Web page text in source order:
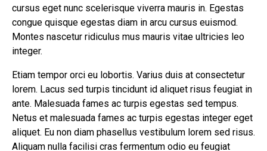
cursus eget nunc scelerisque viverra mauris in. Egestas
congue quisque egestas diam in arcu cursus euismod.
Montes nascetur ridiculus mus mauris vitae ultricies leo
integer.
Etiam tempor orci eu lobortis. Varius duis at consectetur
lorem. Lacus sed turpis tincidunt id aliquet risus feugiat in
ante. Malesuada fames ac turpis egestas sed tempus.
Netus et malesuada fames ac turpis egestas integer eget
aliquet. Eu non diam phasellus vestibulum lorem sed risus.
Aliquam nulla facilisi cras fermentum odio eu feugiat